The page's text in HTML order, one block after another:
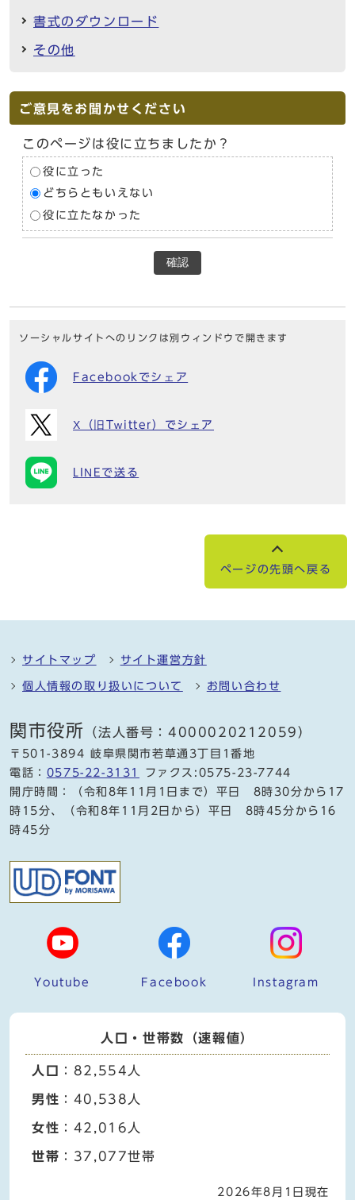
書式のダウンロード
その他
ご意見をお聞かせください
このページは役に立ちましたか？
役に立った
どちらともいえない
役に立たなかった
確認
ソーシャルサイトへのリンクは別ウィンドウで開きます
Facebookでシェア
X（旧Twitter）でシェア
LINEで送る
ページの先頭へ戻る
サイトマップ サイト運営方針
個人情報の取り扱いについて お問い合わせ
関市役所 （法人番号：4000020212059）
〒501-3894 岐阜県関市若草通3丁目1番地
電話： 0575-22-3131
ファクス:0575-23-7744
開庁時間：（令和8年11月1日まで）平日 8時30分から17
時15分、（令和8年11月2日から）平日 8時45分から16
時45分
Youtube Facebook Instagram
人口・世帯数（速報値）
人口 ：82,554人
男性 ：40,538人
女性 ：42,016人
世帯 ：37,077世帯
2026年8月1日現在